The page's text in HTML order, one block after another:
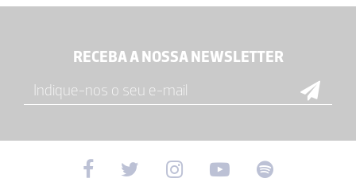
RECEBA A NOSSA NEWSLETTER